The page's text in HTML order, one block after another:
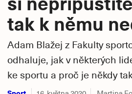
tak k němu
Adam Blažej z Fakulty
odhaluje, jak v některých
ke sportu a proč je někdy